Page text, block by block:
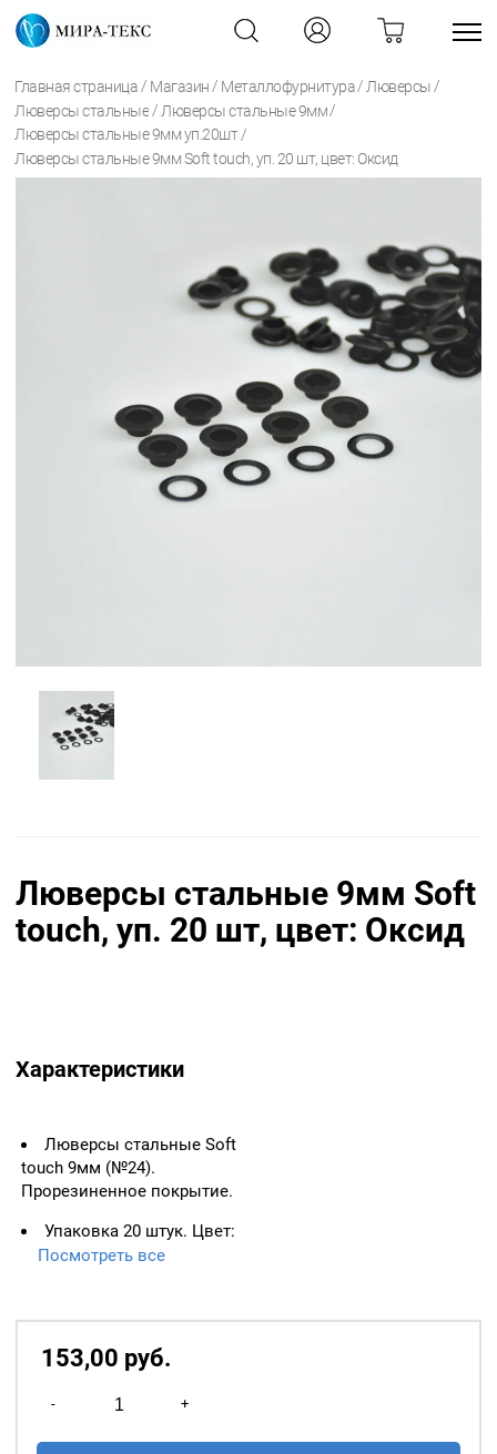
Главная страница / Магазин / Металлофурнитура / Люверсы /
Люверсы стальные / Люверсы стальные 9мм /
Люверсы стальные 9мм уп.20шт /
Люверсы стальные 9мм Soft touch, уп. 20 шт, цвет: Оксид
Люверсы стальные 9мм Soft
touch, уп. 20 шт, цвет: Оксид
Характеристики
Люверсы стальные Soft
touch 9мм (№24).
Прорезиненное покрытие.
Упаковка 20 штук. Цвет:
Оксид.
НЕОБХОДИМО ИЗМЕРЯТЬ
ДИАМЕТРУ.
Основное назначение
Посмотреть все
153,00 руб.
-
товара
Люверсы
+